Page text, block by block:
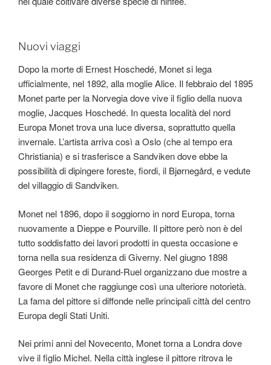
Nuovi viaggi
Dopo la morte di Ernest Hoschedé, Monet si lega
ufficialmente, nel 1892, alla moglie Alice. Il febbraio del 1895
Monet parte per la Norvegia dove vive il figlio della nuova
moglie, Jacques Hoschedé. In questa località del nord
Europa Monet trova una luce diversa, soprattutto quella
invernale. L’artista arriva così a Oslo (che al tempo era
Christiania) e si trasferisce a Sandviken dove ebbe la
possibilità di dipingere foreste, fiordi, il Bjørnegård, e vedute
del villaggio di Sandviken.
Monet nel 1896, dopo il soggiorno in nord Europa, torna
nuovamente a Dieppe e Pourville. Il pittore però non è del
tutto soddisfatto dei lavori prodotti in questa occasione e
torna nella sua residenza di Giverny. Nel giugno 1898
Georges Petit e di Durand-Ruel organizzano due mostre a
favore di Monet che raggiunge così una ulteriore notorietà.
La fama del pittore si diffonde nelle principali città del centro
Europa degli Stati Uniti.
Nei primi anni del Novecento, Monet torna a Londra dove
vive il figlio Michel. Nella città inglese il pittore ritrova le